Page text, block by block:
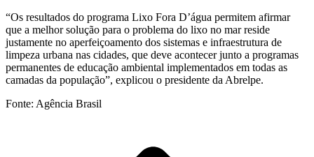
“Os resultados do programa Lixo Fora D’água permitem afirmar
que a melhor solução para o problema do lixo no mar reside
justamente no aperfeiçoamento dos sistemas e infraestrutura de
limpeza urbana nas cidades, que deve acontecer junto a programas
permanentes de educação ambiental implementados em todas as
camadas da população”, explicou o presidente da Abrelpe.
Fonte: Agência Brasil